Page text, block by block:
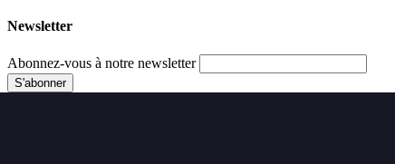
Newsletter
Abonnez-vous à notre newsletter